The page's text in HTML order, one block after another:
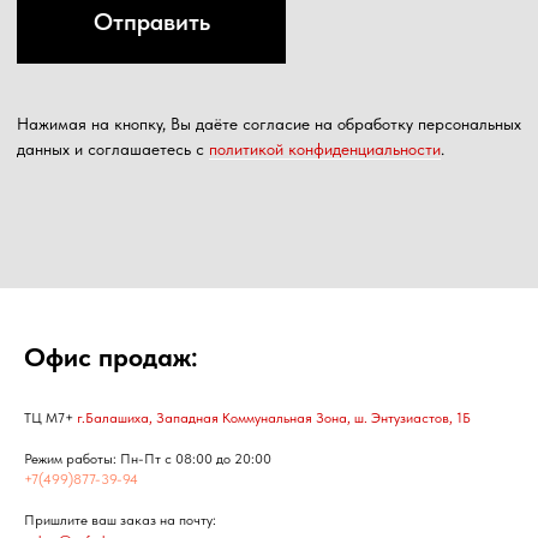
Офис продаж:
ТЦ М7+ г.Балашиха, Западная Коммунальная Зона, ш. Энтузиастов, 1Б
Режим работы: Пн-Пт с 08:00 до 20:00
+7(499)877-39-94
Пришлите ваш заказ на почту: